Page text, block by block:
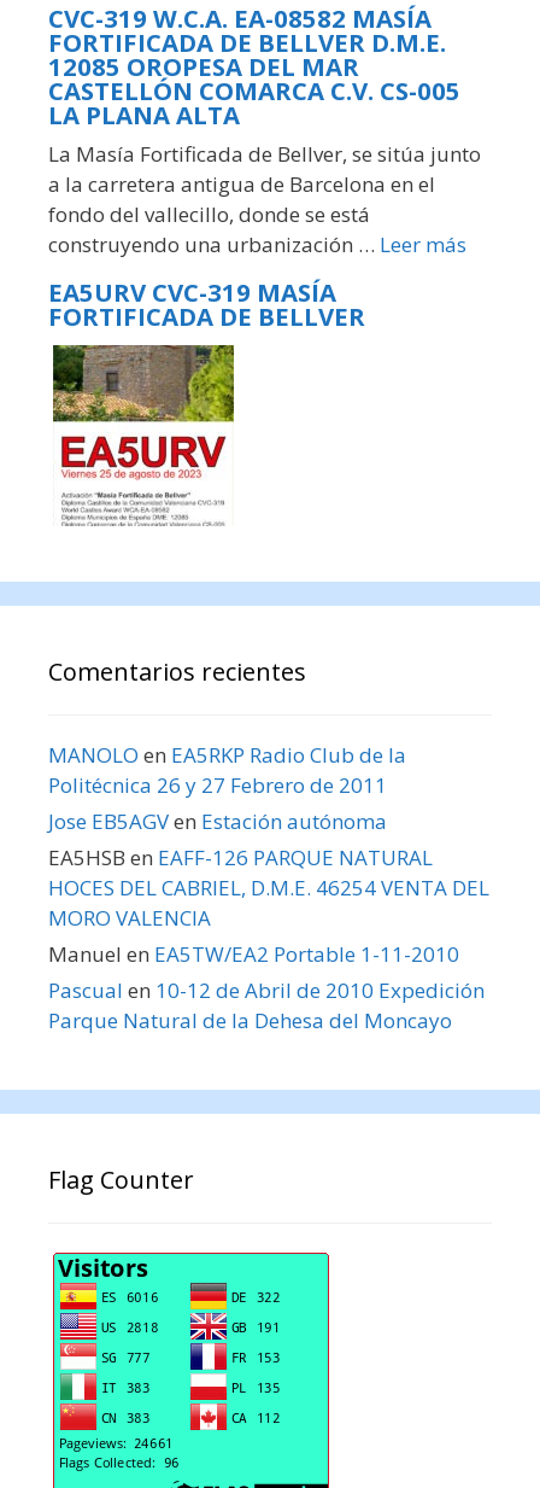
CVC-319 W.C.A. EA-08582 MASÍA
FORTIFICADA DE BELLVER D.M.E.
12085 OROPESA DEL MAR
CASTELLÓN COMARCA C.V. CS-005
LA PLANA ALTA
La Masía Fortificada de Bellver, se sitúa junto
a la carretera antigua de Barcelona en el
fondo del vallecillo, donde se está
construyendo una urbanización … Leer más
EA5URV CVC-319 MASÍA
FORTIFICADA DE BELLVER
Comentarios recientes
MANOLO en EA5RKP Radio Club de la
Politécnica 26 y 27 Febrero de 2011
Jose EB5AGVen Estación autónoma
EA5HSB en EAFF-126 PARQUE NATURAL
HOCES DEL CABRIEL, D.M.E. 46254 VENTA DEL
MORO VALENCIA
Manuel en EA5TW/EA2 Portable 1-11-2010
Pascual en 10-12 de Abril de 2010 Expedición
Parque Natural de la Dehesa del Moncayo
Flag Counter